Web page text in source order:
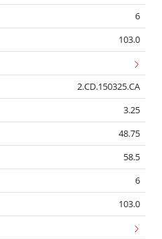
6
103.0
2.CD.150325.CA
3.25
48.75
58.5
6
103.0